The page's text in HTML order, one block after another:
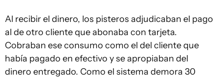
Al recibir el dinero, los pisteros adjudicaban el pago
al de otro cliente que abonaba con tarjeta.
Cobraban ese consumo como el del cliente que
había pagado en efectivo y se apropiaban del
dinero entregado. Como el sistema demora 30